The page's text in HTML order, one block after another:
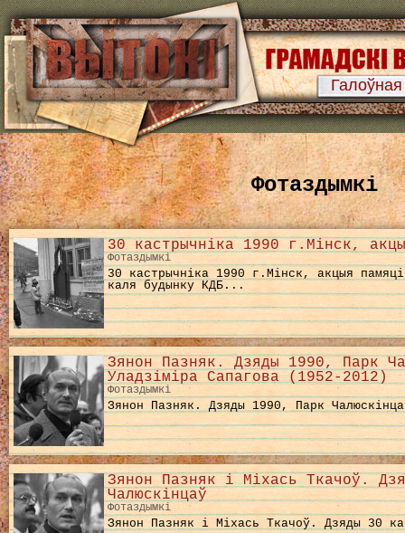
Галоўная
Фотаздымкі
30 кастрычніка 1990 г.Мінск,
Фотаздымкі
30 кастрычніка 1990 г.Мінск, акцыя
каля будынку КДБ...
Зянон Пазняк. Дзяды 1990, Парк
Уладзіміра Сапагова (1952-2012)
Фотаздымкі
Зянон Пазняк. Дзяды 1990, Парк
Зянон Пазняк і Міхась Ткачоў.
Чалюскінцаў
Фотаздымкі
Зянон Пазняк і Міхась Ткачоў. Дзяды 30